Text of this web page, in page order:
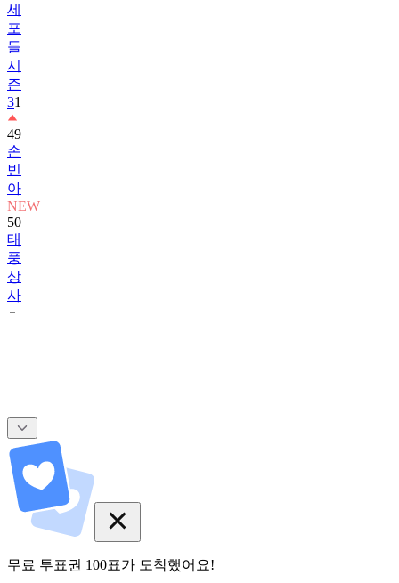
세
포
들
시
즌
31
49
손
빈
아
NEW
50
태
풍
상
사
무료 투표권 100표가 도착했어요!